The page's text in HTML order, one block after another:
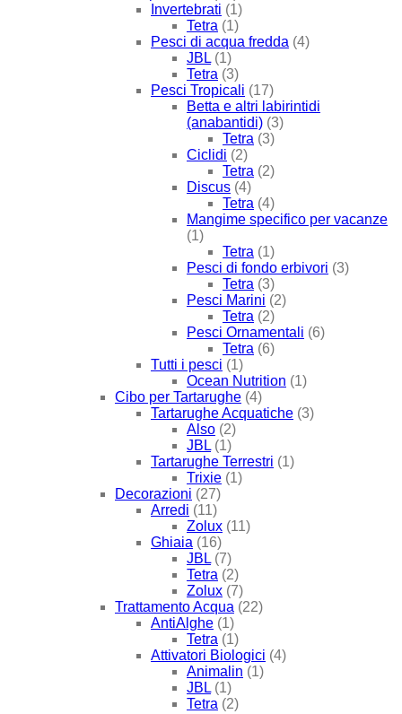
Invertebrati (1)
Tetra (1)
Pesci di acqua fredda (4)
JBL (1)
Tetra (3)
Pesci Tropicali (17)
Betta e altri labirintidi
(anabantidi) (3)
Tetra (3)
Ciclidi (2)
Tetra (2)
Discus (4)
Tetra (4)
Mangime specifico per vacanze
(1)
Tetra (1)
Pesci di fondo erbivori (3)
Tetra (3)
Pesci Marini (2)
Tetra (2)
Pesci Ornamentali (6)
Tetra (6)
Tutti i pesci (1)
Ocean Nutrition (1)
Cibo per Tartarughe (4)
Tartarughe Acquatiche (3)
Also (2)
JBL (1)
Tartarughe Terrestri (1)
Trixie (1)
Decorazioni (27)
Arredi (11)
Zolux (11)
Ghiaia (16)
JBL (7)
Tetra (2)
Zolux (7)
Trattamento Acqua (22)
AntiAlghe (1)
Tetra (1)
Attivatori Biologici (4)
Animalin (1)
JBL (1)
Tetra (2)